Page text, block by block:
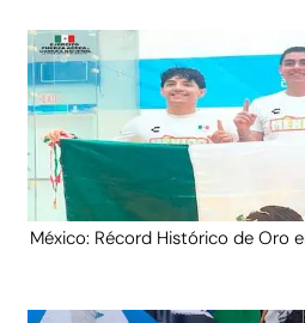
México: Récord Histórico de Oro